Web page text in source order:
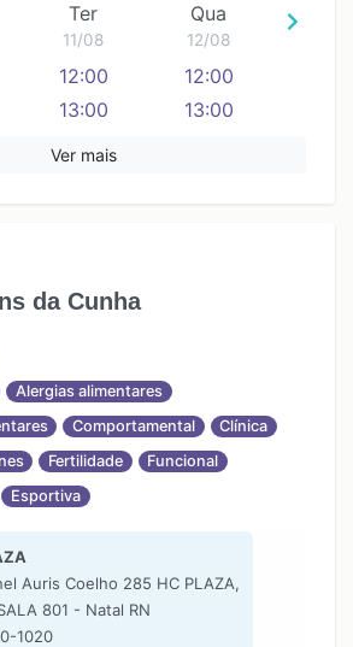
Ter
11/08
12:00
13:00
14:00
Qua
12/08
12:00
13:00
Ver mais
da Cunha
Alergias alimentares
Comportamental
Clínica
Fertilidade
Funcional
Esportiva
Auris Coelho 285 HC PLAZA,
801 - Natal RN
1020